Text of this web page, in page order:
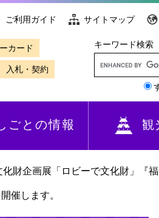
ご利用ガイド サイトマップ
カード
入札・契約
キーワード検索
ごとの情報 観
化財企画展「ロビーで文化財」『
催します。